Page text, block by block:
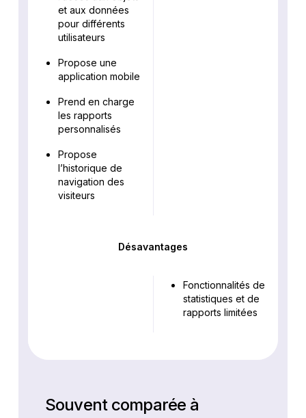
et aux données
pour différents
utilisateurs
Propose une
application mobile
Prend en charge
les rapports
personnalisés
Propose
l’historique de
navigation des
visiteurs
Désavantages
Fonctionnalités de
statistiques et de
rapports limitées
Souvent comparée à